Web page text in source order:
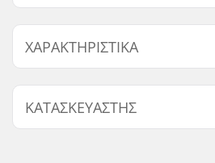
Βρείτε προϊόντα συμβατά με
Συμβατά
ΧΑΡΑΚΤΗΡΙΣΤΙΚΆ
Τάπες συμβατές με:
Μήκος grip / λαβής:
ΚΑΤΑΣΚΕΥΑΣΤΉΣ